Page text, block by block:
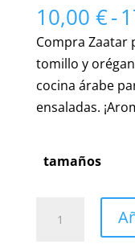
10,00 €-
Compra Zaatar
tomillo y
cocina árabe
ensaladas.
tamaños
Auténtico